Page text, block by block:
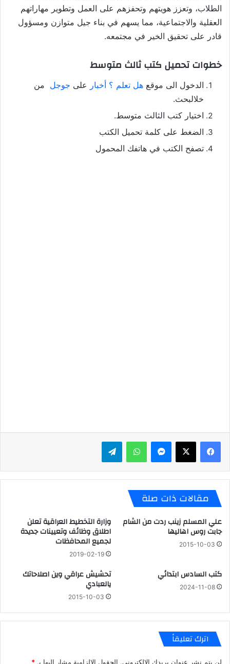
الطلاب، وتعزز هويتهم وتحفزهم على العمل وتطوير مهاراتهم
العقلية والاجتماعية، مما يسهم في بناء جيل متوازن ومسؤول
قادر على تحقيق الخير في مجتمعه.
خطوات تحميل كتب ثالث متوسط
الدخول الى موقع هل تعلم ؟ أخبار على جوجل من
خلالبحث.
اختيار كتب الثالث متوسط.
الضغط على كلمة تحميل الكتب
تصفح الكتب في هاتفك المحمول
ماسنجر واتساب تيلقرام
مقالات ذات صلة
علي المسلم زينب ردت من الشام
جابت روس اهاليها
2015-10-03
وزارة التخطيط العراقية تعلن
اطلاق وظائف وتعيينات جديدة
لجميع المحافظات
2019-02-19
كتب السادس ابتدائي
2024-11-08
تحشيش عراقي وين اصلاحاتك
يالعبادي
2015-10-03
اترك تعليقاً
لن يتم نشر عنوان بريدك الإلكتروني. الحقول الإلزامية مشار إليها بـ *